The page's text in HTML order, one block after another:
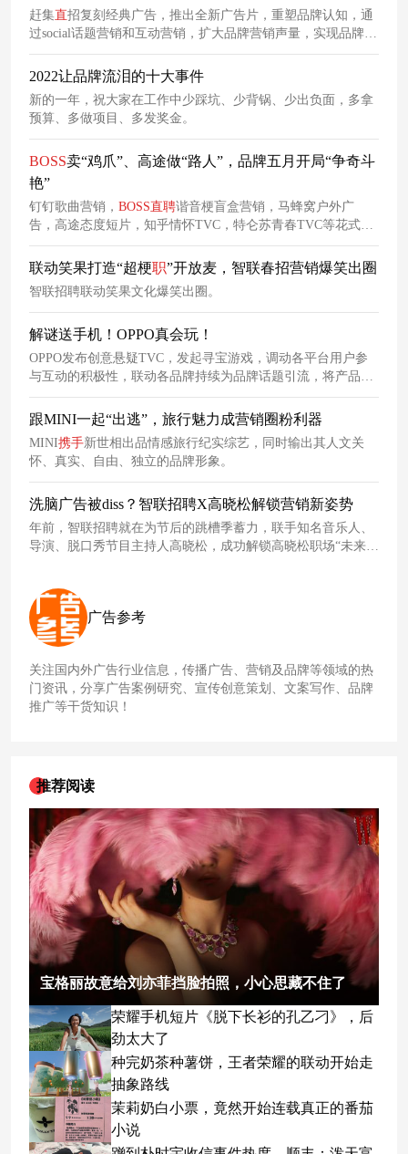
赶集直招复刻经典广告，推出全新广告片，重塑品牌认知，通
过social话题营销和互动营销，扩大品牌营销声量，实现品牌形
象焕新。
2022让品牌流泪的十大事件
新的一年，祝大家在工作中少踩坑、少背锅、少出负面，多拿
预算、多做项目、多发奖金。
BOSS卖“鸡爪”、高途做“路人”，品牌五月开局“争奇斗
艳”
钉钉歌曲营销， BOSS直聘谐音梗盲盒营销，马蜂窝户外广
告，高途态度短片，知乎情怀TVC，特仑苏青春TVC等花式营
销成功实现五月节点营销。
联动笑果打造“超梗职”开放麦，智联春招营销爆笑出圈
智联招聘联动笑果文化爆笑出圈。
解谜送手机！OPPO真会玩！
OPPO发布创意悬疑TVC，发起寻宝游戏，调动各平台用户参
与互动的积极性，联动各品牌持续为品牌话题引流，将产品卖
点广泛传播给消费群体。
跟MINI一起“出逃”，旅行魅力成营销圈粉利器
MINI携手新世相出品情感旅行纪实综艺，同时输出其人文关
怀、真实、自由、独立的品牌形象。
洗脑广告被diss？智联招聘X高晓松解锁营销新姿势
年前，智联招聘就在为节后的跳槽季蓄力，联手知名音乐人、
导演、脱口秀节目主持人高晓松，成功解锁高晓松职场“未来规
广告参考
关注国内外广告行业信息，传播广告、营销及品牌等领域的热
门资讯，分享广告案例研究、宣传创意策划、文案写作、品牌
推广等干货知识！
推荐阅读
宝格丽故意给刘亦菲挡脸拍照，小心思藏不住了
荣耀手机短片《脱下长衫的孔乙刁》，后
劲太大了
种完奶茶种薯饼，王者荣耀的联动开始走
抽象路线
茉莉奶白小票，竟然开始连载真正的番茄
小说